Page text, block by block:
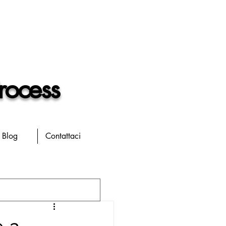
Blog Contattaci